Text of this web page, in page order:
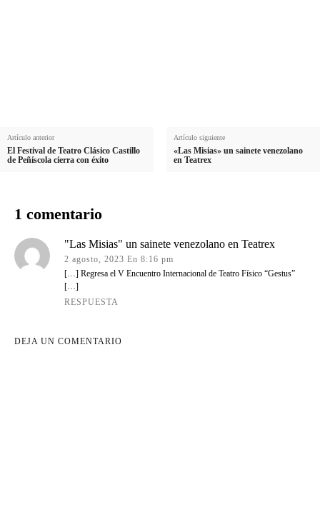
Artículo anterior
El Festival de Teatro Clásico Castillo
de Peñíscola cierra con éxito
Artículo siguiente
«Las Misias» un sainete venezolano
en Teatrex
1 comentario
"Las Misias" un sainete venezolano en Teatrex
2 agosto, 2023 En 8:16 pm
[…] Regresa el V Encuentro Internacional de Teatro Físico “Gestus”
[…]
RESPUESTA
DEJA UN COMENTARIO